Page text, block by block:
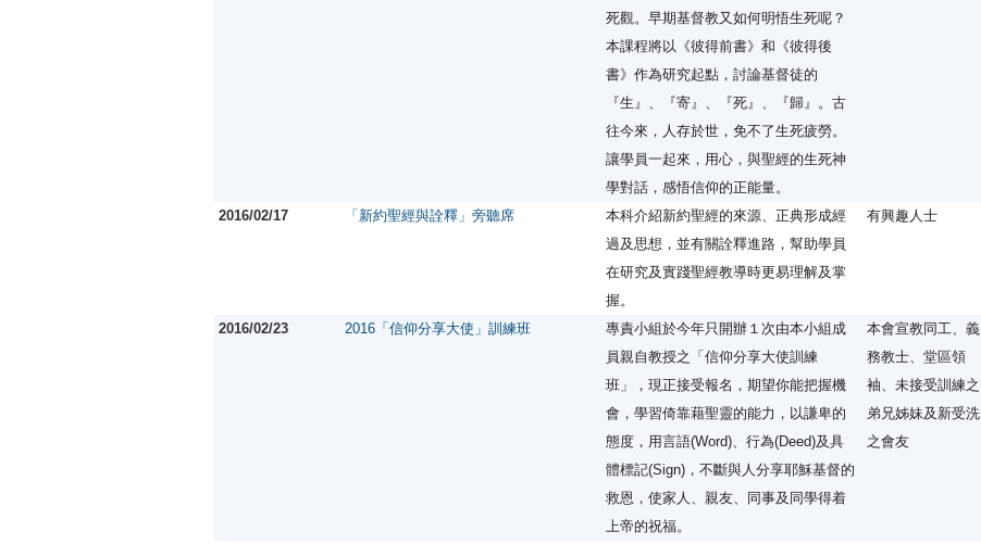
死觀。早期基督教又如何明悟生死呢？
本課程將以《彼得前書》和《彼得後
書》作為研究起點，討論基督徒的
『生』、『寄』、『死』、『歸』。古
往今來，人存於世，免不了生死疲勞。
讓學員一起來，用心，與聖經的生死神
學對話，感悟信仰的正能量。
2016/02/17 「新約聖經與詮釋」旁聽席
本科介紹新約聖經的來源、正典形成經
過及思想，並有關詮釋進路，幫助學員
在研究及實踐聖經教導時更易理解及掌
握。
有興趣人士
2016/02/23 2016「信仰分享大使」訓練班
專責小組於今年只開辦１次由本小組成
員親自教授之「信仰分享大使訓練
班」，現正接受報名，期望你能把握機
會，學習倚靠藉聖靈的能力，以謙卑的
態度，用言語(Word)、行為(Deed)及具
體標記(Sign)，不斷與人分享耶穌基督的
救恩，使家人、親友、同事及同學得着
上帝的祝福。
本會宣教同工、義
務教士、堂區領
袖、未接受訓練之
弟兄姊妹及新受洗
之會友